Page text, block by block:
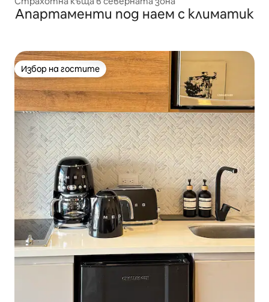
Апартаменти под наем с климатик
Избор на гостите
Избор на гостите